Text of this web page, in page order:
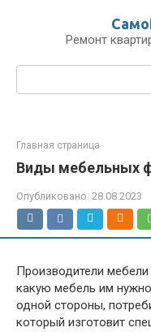
Ремонт
Поиск:
Главная страница
Виды мебельных
Опубликовано: 28.08.2023
Производители
какую мебель им
одной стороны,
который изготовит